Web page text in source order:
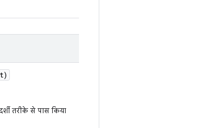
तरीके से पास किया